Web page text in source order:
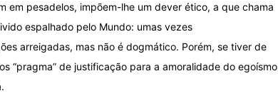
em pesadelos, impõem-lhe um dever ético, a que chama
espalhado pelo Mundo: umas vezes
arreigadas, mas não é dogmático. Porém, se tiver de
“pragma” de justificação para a amoralidade do egoísmo